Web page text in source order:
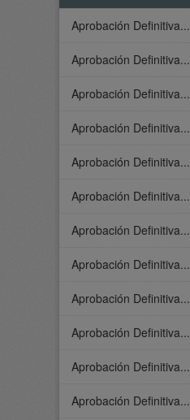
Aprobación Definitiva...
Aprobación Definitiva...
Aprobación Definitiva...
Aprobación Definitiva...
Aprobación Definitiva...
Aprobación Definitiva...
Aprobación Definitiva...
Aprobación Definitiva...
Aprobación Definitiva...
Aprobación Definitiva...
Aprobación Definitiva...
Aprobación Definitiva...